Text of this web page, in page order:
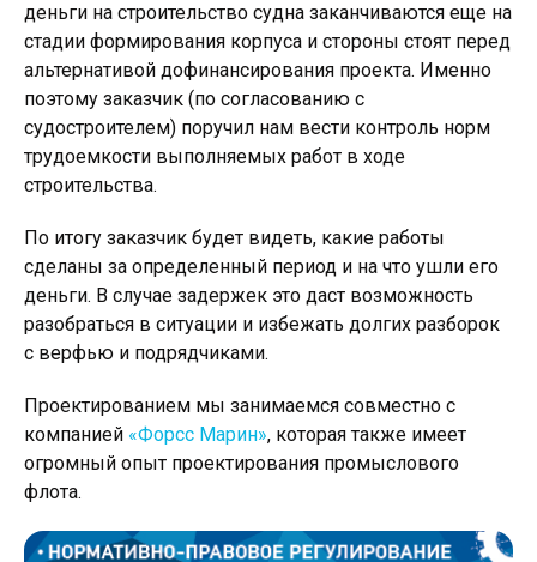
деньги на строительство судна заканчиваются еще на
стадии формирования корпуса и стороны стоят перед
альтернативой дофинансирования проекта. Именно
поэтому заказчик (по согласованию с
судостроителем) поручил нам вести контроль норм
трудоемкости выполняемых работ в ходе
строительства.
По итогу заказчик будет видеть, какие работы
сделаны за определенный период и на что ушли его
деньги. В случае задержек это даст возможность
разобраться в ситуации и избежать долгих разборок
с верфью и подрядчиками.
Проектированием мы занимаемся совместно с
компанией «Форсс Марин», которая также имеет
огромный опыт проектирования промыслового
флота.